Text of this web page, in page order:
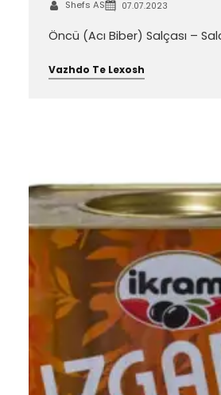
Shefs AS 07.07.2023
Öncü (Acı Biber) Salçası –
Vazhdo Te Lexosh